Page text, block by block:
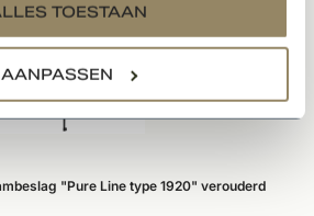
TOESTAAN
AANPASSEN
"Pure Line type 1920" verouderd